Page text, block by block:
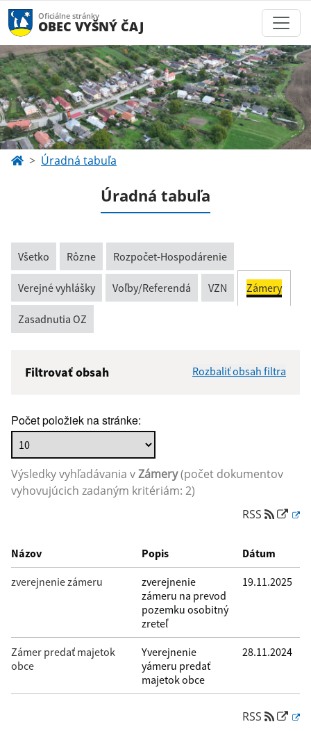
Oficiálne stránky
OBEC VYŠNÝ ČAJ
Úradná tabuľa
Úradná tabuľa
Všetko Rôzne Rozpočet-Hospodárenie
Verejné vyhlášky Voľby/Referendá VZN Zámery
Zasadnutia OZ
Filtrovať obsah Rozbaliť obsah filtra
Popis:
Dátum zverejnenia od:
Reset
Počet položiek na stránke:
Výsledky vyhľadávania vZámery(počet dokumentov
vyhovujúcich zadaným kritériám: 2)
RSS
Názov Popis Dátum
zverejnenie zámeru
zverejnenie
zámeru na prevod
pozemku osobitný
zreteľ
19.11.2025
Zámer predať majetok
obce
Yverejnenie
yámeru predať
majetok obce
28.11.2024
RSS